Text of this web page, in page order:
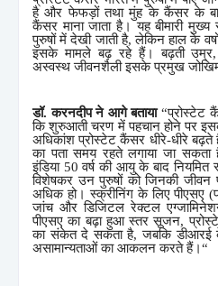
है और फेफड़ों तथा मुंह के कैंसर के बाद
कैंसर माना जाता है। यह बीमारी
पुरुषों में देखी जाती है,लेकिन हाल के
इसके मामले बढ़ रहे हैं। बढ़ती उम्र
अस्वस्थ जीवनशैली इसके प्रमुख
डॉ. करनदीप ने आगे बताया“प्रोस्टेट
कि शुरुआती चरण में पहचान होने पर
अधिकांश प्रोस्टेट कैंसर धीरे-धीरे बढ़ते
का पता समय रहते लगाया जा
इंडिया 50वर्ष की आयु के बाद नियमित
विशेषकर उन पुरुषों को जिनकी जीवन
अधिक हो। स्क्रीनिंग के लिए पीएसए
जांच और डिजिटल रेक्टल
पीएसए का बढ़ा हुआ स्तर सूजन,
का संकेत दे सकता है,जबकि डीआरई
असामान्यताओं का आकलन करते हैं।“